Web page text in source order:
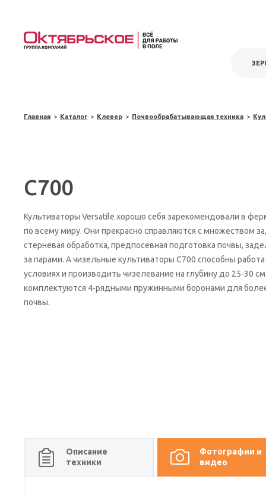
Главная > Каталог > Клевер > Почвообрабатывающая техника >
C700
Культиваторы Versatile хорошо себя зарекомендовали в
по всему миру. Они прекрасно справляются с множеством
стерневая обработка, предпосевная подготовка почвы,
за парами. А чизельные культиваторы С700 способны
условиях и производить чизелевание на глубину до 25-30
комплектуются 4-рядными пружинными боронами для
почвы.
Описание
техники
Фотографии и
видео